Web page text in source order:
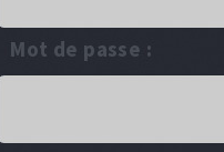
Mot de passe :